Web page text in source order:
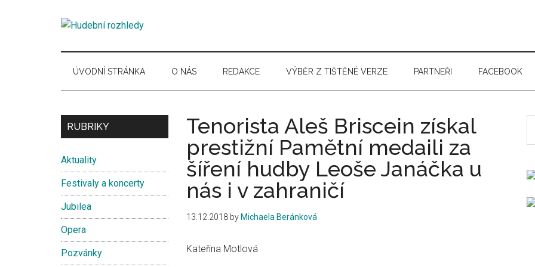
Hudební
rozhledy
pro
hudební
ÚVODNÍ STRÁNKA O NÁS REDAKCE VÝBĚR Z TIŠTĚNÉ VERZE PARTNEŘI FACEBOOK
Tenorista Aleš Briscein získal
prestižní Pamětní medaili za
šíření hudby Leoše Janáčka u
nás i v zahraničí
13.12.2018 by Michaela Beránková
Kateřina Motlová
...
Secondary
RUBRIKY
Aktuality
Festivaly a koncerty
Jubilea
Opera
Pozvánky